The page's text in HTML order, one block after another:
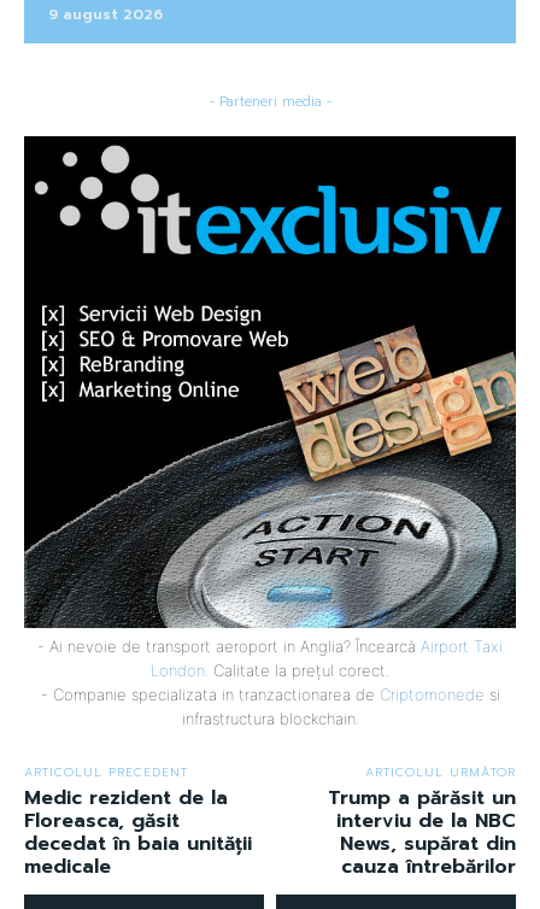
9 august 2026
- Parteneri media -
- Ai nevoie de transport aeroport in Anglia? Încearcă Airport Taxi
London . Calitate la prețul corect.
- Companie specializata in tranzactionarea de Criptomonede si
infrastructura blockchain.
ARTICOLUL PRECEDENT
Medic rezident de la
Floreasca, găsit
decedat în baia unității
medicale
ARTICOLUL URMĂTOR
Trump a părăsit un
interviu de la NBC
News, supărat din
cauza întrebărilor